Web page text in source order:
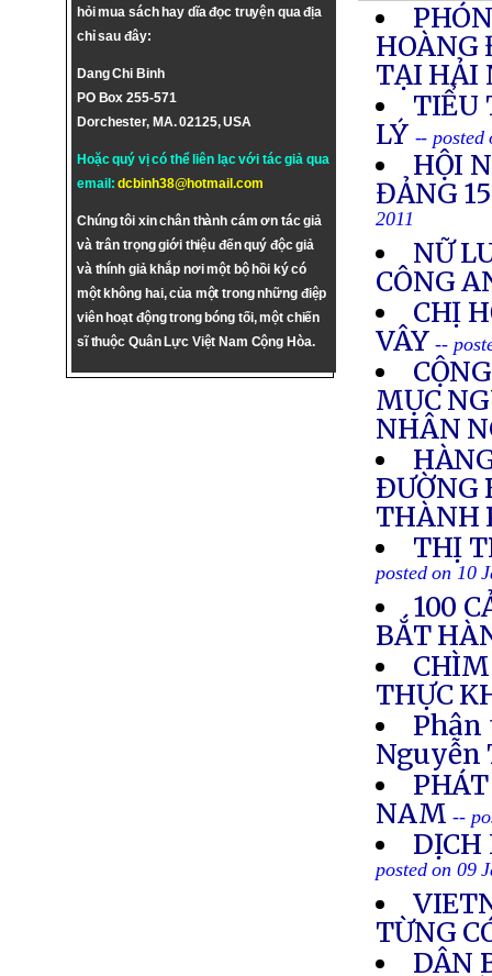
hỏi mua sách hay dĩa đọc truyện qua địa
chỉ sau đây:
Dang Chi Binh
PO Box 255-571
Dorchester, MA. 02125, USA
Hoặc quý vị có thể liên lạc với tác giả qua
email:dcbinh38@hotmail.com
Chúng tôi xin chân thành cám ơn tác giả
và trân trọng giới thiệu đến quý độc giả
và thính giả khắp nơi một bộ hồi ký có
một không hai, của một trong những điệp
viên hoạt động trong bóng tối, một chiến
sĩ thuộc Quân Lực Việt Nam Cộng Hòa.
HOÀNG
TẠI HẢI
TIỂU
LÝ -- posted
HỘI
ĐẢNG
2011
NỮ
CÔNG
CHỊ
VÂY--
MỤC
NHÂN
ÐƯỜNG
THÀNH
THỊ
posted on 10
100
BẮT
THỰC
Phân
Nguyễn
NAM--
DỊCH
posted on 09
TỪNG
DÂN